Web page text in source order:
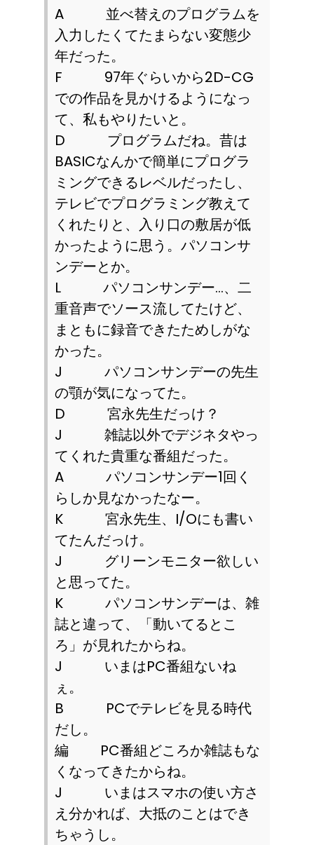
A並べ替えのプログラムを
入力したくてたまらない変態少
年だった。
F
97年ぐらいから2D-CG
での作品を見かけるようになっ
て、私もやりたいと。
D プログラムだね。昔は
BASICなんかで簡単にプログラ
ミングできるレベルだったし、
テレビでプログラミング教えて
くれたりと、入り口の敷居が低
かったように思う。パソコンサ
ンデーとか。
Lパソコンサンデー…、二
重音声でソース流してたけど、
まともに録音できたためしがな
かった。
J パソコンサンデーの先生
の顎が気になってた。
D 宮永先生だっけ？
J 雑誌以外でデジネタやっ
てくれた貴重な番組だった。
Aパソコンサンデー1回く
らしか見なかったなー。
K宮永先生、 I/Oにも書い
てたんだっけ。
J グリーンモニター欲しい
と思ってた。
Kパソコンサンデーは、雑
誌と違って、「動いてるとこ
ろ」が見れたからね。
J いまはPC番組ないね
ぇ。
B
PCでテレビを見る時代
だし。
編 PC番組どころか雑誌もな
くなってきたからね。
J いまはスマホの使い方さ
え分かれば、大抵のことはでき
ちゃうし。